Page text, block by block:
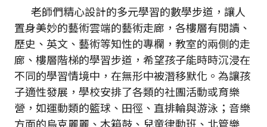
老師們精心設計的多元學習的數學步道，讓人
置身美妙的藝術雲端的藝術走廊，各樓層有閱讀、
歷史、英文、藝術等知性的專欄，教室的兩側的走
廊、樓層階梯的學習步道，希望孩子能時時沉浸在
不同的學習情境中，在無形中被潛移默化。為讓孩
子適性發展，學校安排了各類的社團活動或育樂
營，如運動類的籃球、田徑、直排輪與游泳；音樂
方面的烏克麗麗、木箱鼓、兒童律動班、北管樂